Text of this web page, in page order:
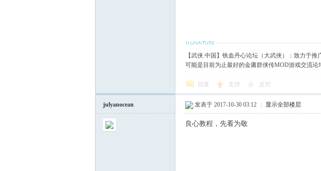
【武侠.中国】铁血丹心论坛（大武侠）：致力于
可能是目前为止最好的金庸群侠传MOD游戏交流
回复 支持 反对
julyanocean 发表于 2017-10-30 03:12 显示全部楼层
良心教程，先看为敬